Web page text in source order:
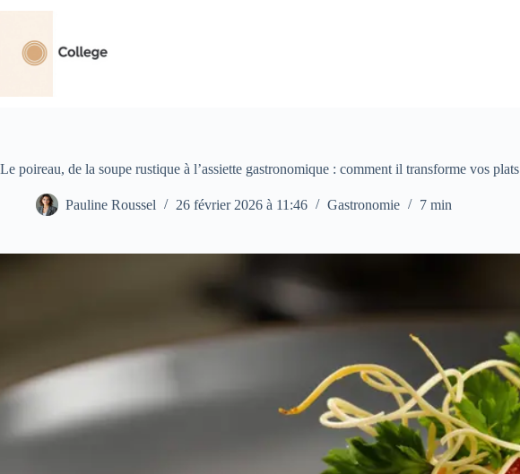
contenu
Le poireau, de la soupe rustique à l’assiette gastronomique : comment il transforme vos plats
Pauline Roussel 26 février 2026 à 11:46 Gastronomie 7 min